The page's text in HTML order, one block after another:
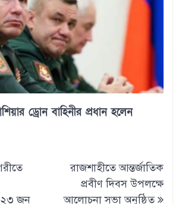
ড্রোন বাহিনীর প্রধান হলেন
২৩ জন
রাজশাহীতে আন্তর্জাতিক
প্রবীণ দিবস উপলক্ষে
আলোচনা সভা অনুষ্ঠিত